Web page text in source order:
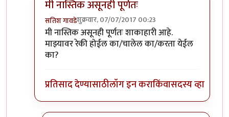
मी नास्तिक असूनही पूर्णतः
सतिश गावडेशुक्रवार, 07/07/2017 00:23
In reply toतुमचा दुसरा प्रश्न मलाही पडला
मी नास्तिक असूनही पूर्णतः शाकाहारी आहे.
माझ्यावर रेकी होईल का/चालेल का/करता येईल
का?
प्रतिसाद देण्यासाठीलॉग इन कराकिंवासदस्य व्हा